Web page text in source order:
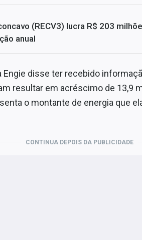
(RECV3) lucra R$ 203
anual
Engie disse ter recebido
resultar em acréscimo de 13,9
o montante de energia que
CONTINUA DEPOIS DA PUBLICIDADE